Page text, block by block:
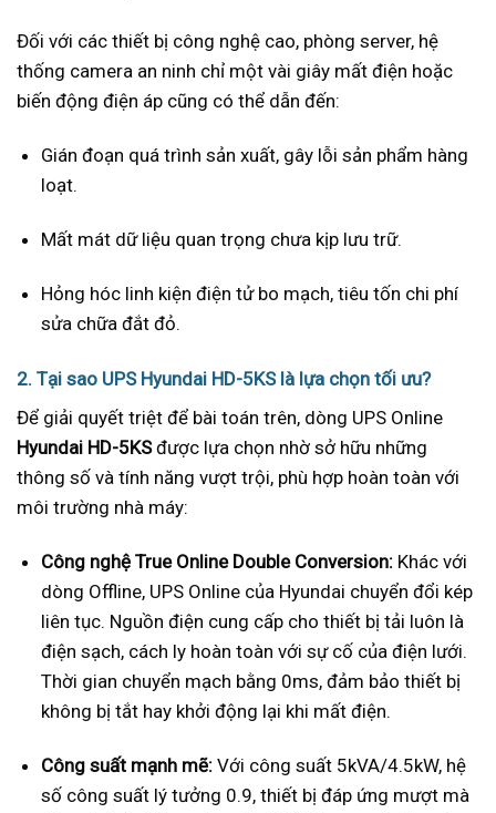
Đối với các thiết bị công nghệ cao, phòng server, hệ
thống camera an ninh chỉ một vài giây mất điện hoặc
biến động điện áp cũng có thể dẫn đến:
Gián đoạn quá trình sản xuất, gây lỗi sản phẩm hàng
loạt.
Mất mát dữ liệu quan trọng chưa kịp lưu trữ.
Hỏng hóc linh kiện điện tử bo mạch, tiêu tốn chi phí
sửa chữa đắt đỏ.
2. Tại sao UPS Hyundai HD-5KS là lựa chọn tối ưu?
Để giải quyết triệt để bài toán trên, dòng UPS Online
Hyundai HD-5KSđược lựa chọn nhờ sở hữu những
thông số và tính năng vượt trội, phù hợp hoàn toàn với
môi trường nhà máy:
Công nghệ True Online Double Conversion: Khác với
dòng Offline, UPS Online của Hyundai chuyển đổi kép
liên tục. Nguồn điện cung cấp cho thiết bị tải luôn là
điện sạch, cách ly hoàn toàn với sự cố của điện lưới.
Thời gian chuyển mạch bằng 0ms, đảm bảo thiết bị
không bị tắt hay khởi động lại khi mất điện.
Công suất mạnh mẽ: Với công suất 5kVA/4.5kW, hệ
số công suất lý tưởng 0.9, thiết bị đáp ứng mượt mà